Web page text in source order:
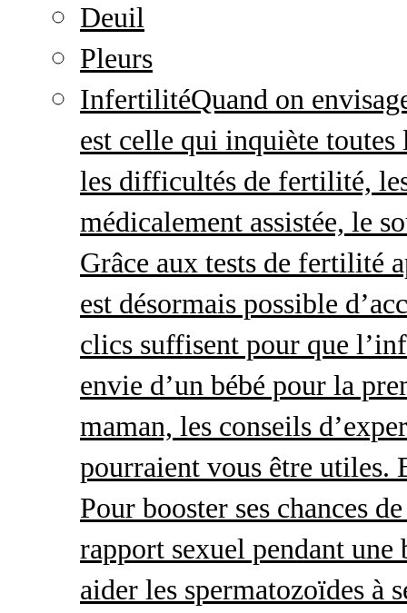
Deuil
Pleurs
InfertilitéQuand on
est celle qui inquiète
les difficultés de fertilité,
médicalement assistée, le
Grâce aux tests de fertilité
est désormais possible
clics suffisent pour que
envie d’un bébé pour la
maman, les conseils
pourraient vous être utiles.
Pour booster ses chances
rapport sexuel pendant
aider les spermatozoïdes à